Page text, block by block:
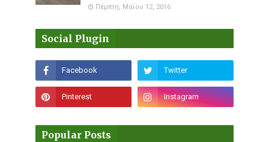
Πέμπτη, Μαΐου 12, 2016
Social Plugin
Popular Posts